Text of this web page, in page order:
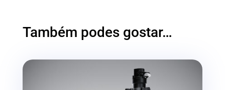
Também podes gostar…